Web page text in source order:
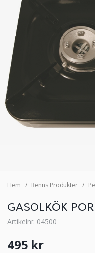
Hem Benns Produkter
GASOLKÖK
Artikelnr: 04500
495 kr